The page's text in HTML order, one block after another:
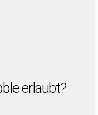
erlaubt?